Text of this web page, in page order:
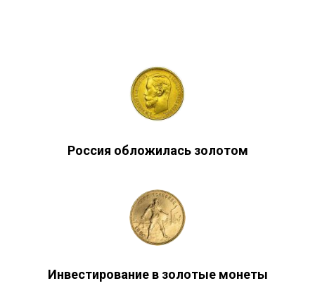
Россия обложилась золотом
Инвестирование в золотые монеты